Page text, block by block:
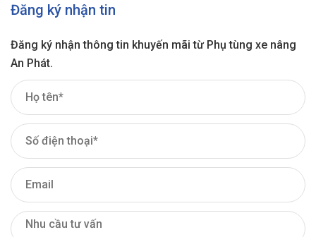
Đăng ký nhận tin
Đăng ký nhận thông tin khuyến mãi từ Phụ tùng xe nâng
An Phát.